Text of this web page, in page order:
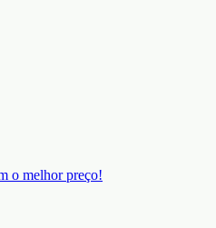
o melhor preço!